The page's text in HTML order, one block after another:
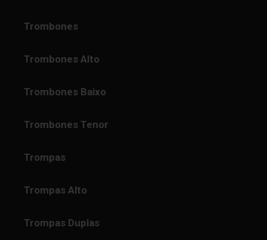
Trombones
Trombones Alto
Trombones Baixo
Trombones Tenor
Trompas
Trompas Alto
Trompas Duplas